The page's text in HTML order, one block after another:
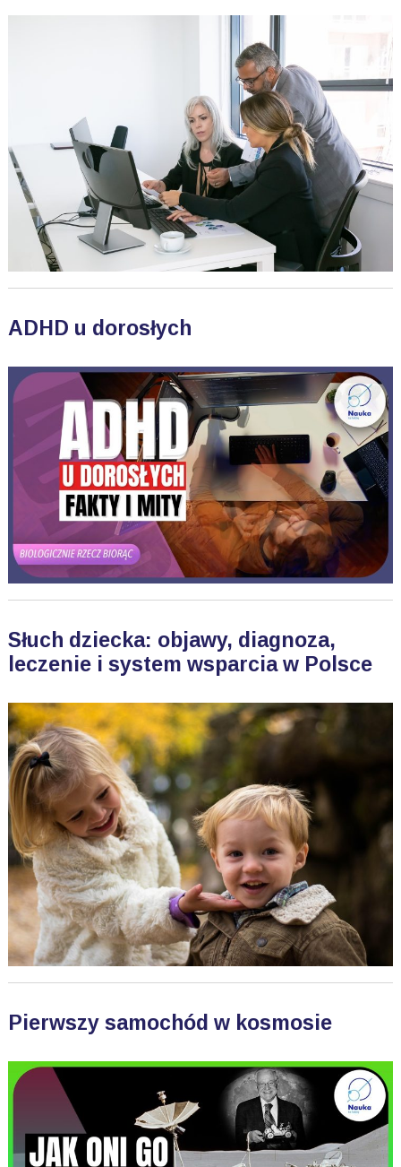
ADHD u dorosłych
Słuch dziecka: objawy, diagnoza,
leczenie i system wsparcia w Polsce
Pierwszy samochód w kosmosie